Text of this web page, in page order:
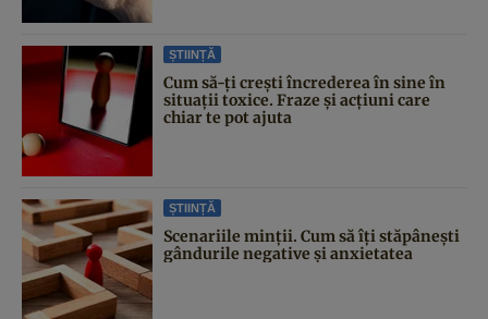
ȘTIINȚĂ
Cum să-ți crești încrederea în sine în
situații toxice. Fraze și acțiuni care
chiar te pot ajuta
ȘTIINȚĂ
Scenariile minții. Cum să îți stăpânești
gândurile negative și anxietatea